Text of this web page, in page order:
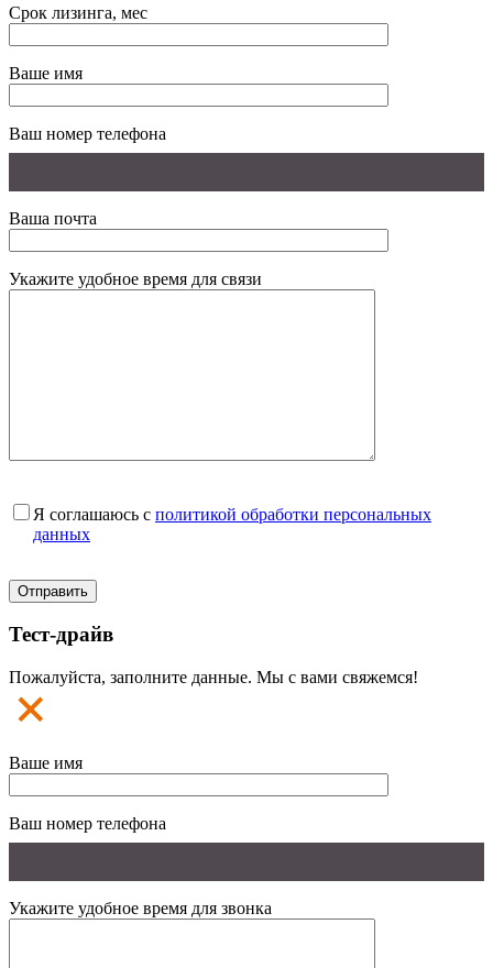
Срок лизинга, мес
Ваше имя
Ваш номер телефона
Ваша почта
Укажите удобное время для связи
Я соглашаюсь с политикой обработки персональных
данных
Тест-драйв
Пожалуйста, заполните данные. Мы с вами свяжемся!
Ваше имя
Ваш номер телефона
Укажите удобное время для звонка